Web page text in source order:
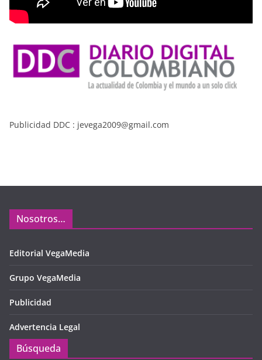
Publicidad DDC : jevega2009@gmail.com
Nosotros…
Editorial VegaMedia
Grupo VegaMedia
Publicidad
Advertencia Legal
Búsqueda